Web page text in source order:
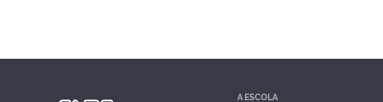
A ESCOLA